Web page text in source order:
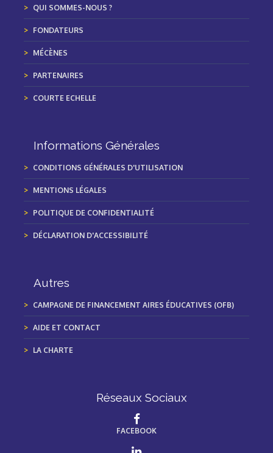
QUI SOMMES-NOUS ?
FONDATEURS
MÉCÈNES
PARTENAIRES
COURTE ECHELLE
Informations Générales
CONDITIONS GÉNÉRALES D'UTILISATION
MENTIONS LÉGALES
POLITIQUE DE CONFIDENTIALITÉ
DÉCLARATION D'ACCESSIBILITÉ
Autres
CAMPAGNE DE FINANCEMENT AIRES ÉDUCATIVES (OFB)
AIDE ET CONTACT
LA CHARTE
Réseaux Sociaux
FACEBOOK